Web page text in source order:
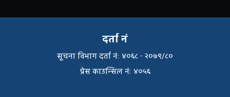
दर्ता नं
सूचना विभाग दर्ता नंः ४०६८ - २०७९/८०
प्रेस काउन्सिल नंः ४०५६